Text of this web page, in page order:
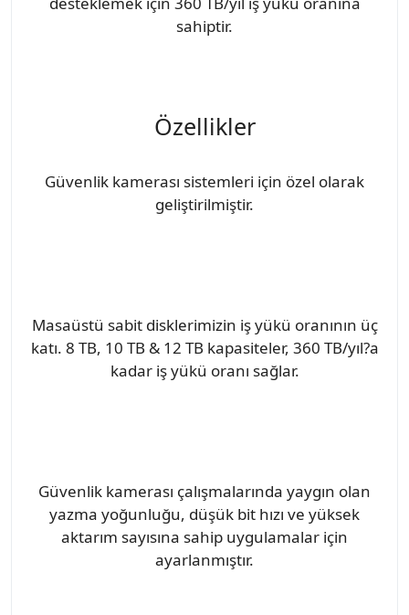
sahiptir.
Özellikler
Güvenlik kamerası sistemleri için özel olarak
geliştirilmiştir.
Masaüstü sabit disklerimizin iş yükü oranının üç
katı. 8 TB, 10 TB & 12 TB kapasiteler, 360 TB/yıl?a
kadar iş yükü oranı sağlar.
Güvenlik kamerası çalışmalarında yaygın olan
yazma yoğunluğu, düşük bit hızı ve yüksek
aktarım sayısına sahip uygulamalar için
ayarlanmıştır.